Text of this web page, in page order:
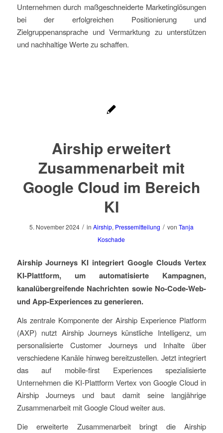
Unternehmen durch maßgeschneiderte Marketinglösungen
bei der erfolgreichen Positionierung und
Zielgruppenansprache und Vermarktung zu unterstützen
und nachhaltige Werte zu schaffen.
Airship erweitert
Zusammenarbeit mit
Google Cloud im Bereich
KI
5. November 2024 / in Airship, Pressemitteilung / von Tanja
Koschade
Airship Journeys KI integriert Google CloudsVertex
KI-Plattform, um automatisierte Kampagnen,
kanalübergreifende Nachrichten sowie No-Code-Web-
und App-Experiences zu generieren.
Als zentrale Komponente der Airship Experience Platform
(AXP) nutzt Airship Journeys künstliche Intelligenz, um
personalisierte Customer Journeys und Inhalte über
verschiedene Kanäle hinweg bereitzustellen. Jetzt integriert
das auf mobile-first Experiences spezialisierte
Unternehmen die KI-Plattform Vertex von Google Cloud in
Airship Journeys und baut damit seine langjährige
Zusammenarbeit mit Google Cloud weiter aus.
Die erweiterte Zusammenarbeit bringt die Airship